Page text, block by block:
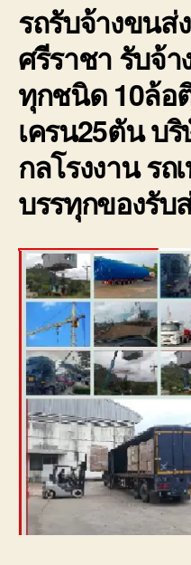
รถรับจ้างขนส่
ศรีราชา รับจ้
ทุกชนิด 10ล้อ
เครน25ตัน บ
กลโรงงาน รถ
บรรทุกของรับ